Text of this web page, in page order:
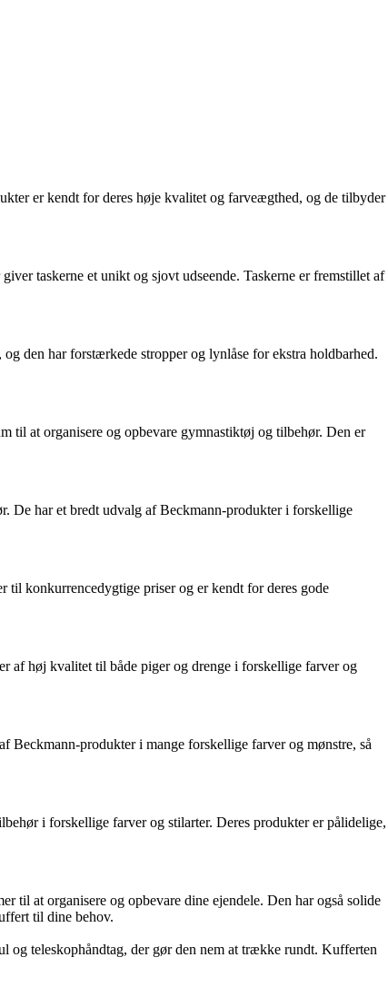
er kendt for deres høje kvalitet og farveægthed, og de tilbyder
taskerne et unikt og sjovt udseende. Taskerne er fremstillet af
den har forstærkede stropper og lynlåse for ekstra holdbarhed.
til at organisere og opbevare gymnastiktøj og tilbehør. Den er
De har et bredt udvalg af Beckmann-produkter i forskellige
konkurrencedygtige priser og er kendt for deres gode
af høj kvalitet til både piger og drenge i forskellige farver og
Beckmann-produkter i mange forskellige farver og mønstre, så
i forskellige farver og stilarter. Deres produkter er pålidelige,
til at organisere og opbevare dine ejendele. Den har også solide
til dine behov.
og teleskophåndtag, der gør den nem at trække rundt. Kufferten